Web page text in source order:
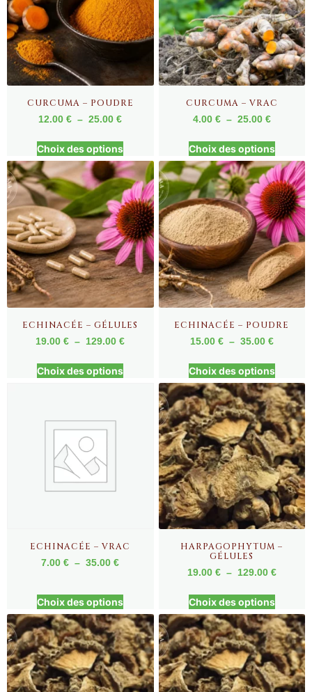
CURCUMA – POUDRE
12.00€ – 25.00€
Choix des options
CURCUMA – VRAC
4.00 € – 25.00 €
Choix des options
ECHINACÉE – GÉLULES
19.00€ – 129.00€
Choix des options
ECHINACÉE – POUDRE
15.00 € – 35.00 €
Choix des options
ECHINACÉE – VRAC
7.00€ – 35.00€
Choix des options
HARPAGOPHYTUM –
GÉLULES
19.00 € – 129.00 €
Choix des options